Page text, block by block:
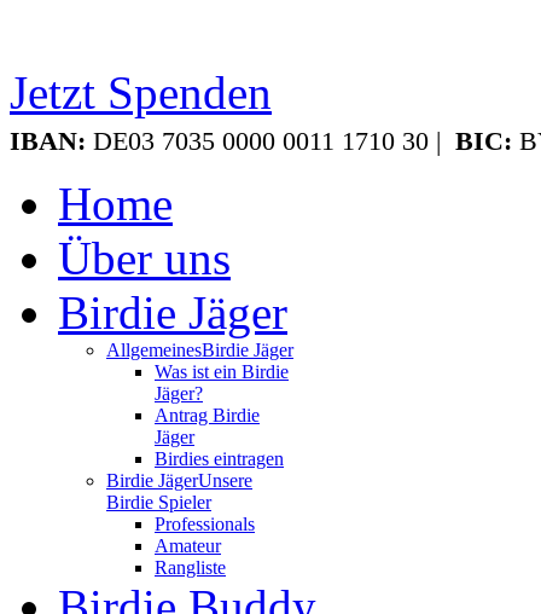
Jetzt Spenden
IBAN: DE03 7035 0000 0011 1710 30 | BIC:
Home
Über uns
Birdie Jäger
AllgemeinesBirdie Jäger
Was ist ein Birdie
Jäger?
Antrag Birdie
Jäger
Birdies eintragen
Birdie JägerUnsere
Birdie Spieler
Professionals
Amateur
Rangliste